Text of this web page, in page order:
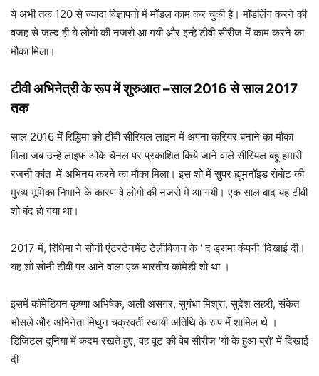
ये अभी तक 120 से ज्यादा विज्ञापनो में मॉडल काम कर चुकी है। मॉडलिंग करने की
वजह से जल्द ही ये लोगो की नजरो आ गयी और इन्हे टीवी सीरीज में काम करने का
मौका मिला।
टीवी अभिनेत्री के रूप में शुरुआत–साल 2016 से साल 2017
तक
साल 2016 में रिद्धिमा को टीवी सीरियल लाइन में अपना करियर बनाने का मौका
मिला जब उन्हें लाइफ ओके चैनल पर प्रकाशित किये जाने वाले सीरियल बहू हमारी
रजनी कांत में अभिनय करने का मौका मिला। इस शो में सुपर ह्यूमनॉइड रोबोट की
मुख्य भूमिका निभाने के कारण वे लोगो की नजरो में आ गयी। एक साल बाद यह टीवी
शो बंद हो गया था।
2017 में, रिधिमा ने सोनी एंटरटेनमेंट टेलीविजन के ‘ द ड्रामा कंपनी ‘दिखाई दी।
यह शो सोनी टीवी पर आने वाला एक भारतीय कॉमेडी शो था ।
इसमें कॉमेडियन कृष्णा अभिषेक, अली असगर, सुगंधा मिश्रा, सुदेश लहरी, संकेत
भोसले और अभिनेता मिथुन चक्रवर्ती स्थायी अतिथि के रूप में शामिल थे ।
डिजिटल दुनिया में कदम रखते हुए, वह वूट की वेब सीरीज़ ‘यो के हुआ ब्रो’ में दिखाई
दीं